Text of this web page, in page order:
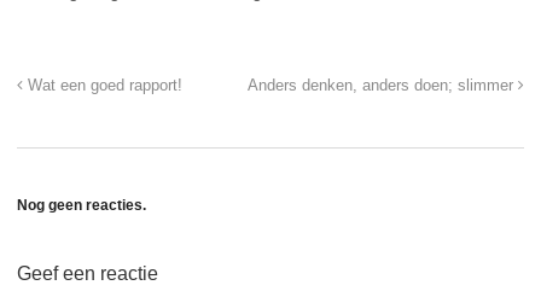
Wat een goed rapport! Anders denken, anders doen; slimmer
Nog geen reacties.
Geef een reactie